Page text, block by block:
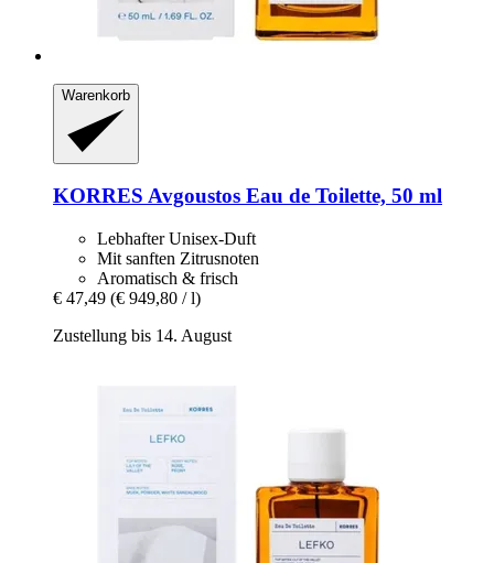
Warenkorb
KORRES Avgoustos Eau de Toilette, 50 ml
Lebhafter Unisex-Duft
Mit sanften Zitrusnoten
Aromatisch & frisch
€ 47,49 (€ 949,80 / l)
Zustellung bis 14. August